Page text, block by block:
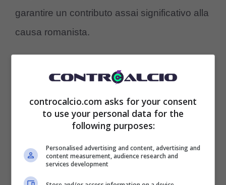
garantire un contributo assai significativo alla
causa romanista.
controcalcio.com asks for your consent
to use your personal data for the
following purposes:
Personalised advertising and content, advertising and
content measurement, audience research and
services development